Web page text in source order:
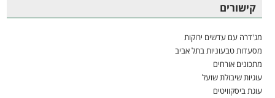
קישורים
מג'דרה עם עדשים ירוקות
מסעדות טבעוניות בתל אביב
מתכונים אורחים
עוגיות שיבולת שועל
עוגת ביסקוויטים